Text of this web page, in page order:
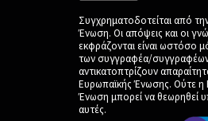
Συγχρηματοδοτείται από
Ένωση. Οι απόψεις και οι
εκφράζονται είναι ωστόσο
των συγγραφέα/συγγραφέων
αντικατοπτρίζουν
Ευρωπαϊκής Ένωσης. Ούτε η
Ένωση μπορεί να θεωρηθεί
αυτές.